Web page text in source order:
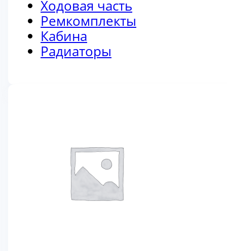
Ходовая часть
Ремкомплекты
Кабина
Радиаторы